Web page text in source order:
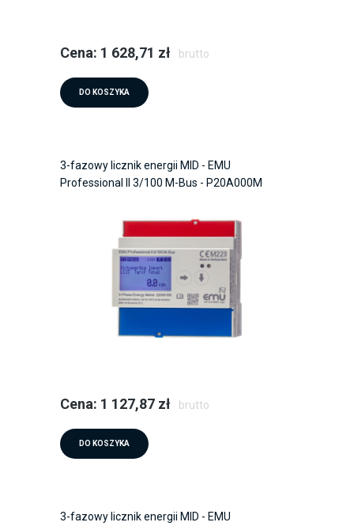
Cena: 1 628,71 zł brutto
DO KOSZYKA
3-fazowy licznik energii MID - EMU
Professional II 3/100 M-Bus - P20A000M
Cena: 1 127,87 zł brutto
DO KOSZYKA
3-fazowy licznik energii MID - EMU